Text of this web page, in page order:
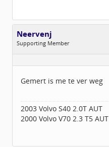
Neervenj
Supporting Member
Berichten:
124
Gemert is me te ver weg
2003 Volvo S40 2.0T AUT
2000 Volvo V70 2.3 T5 AUT